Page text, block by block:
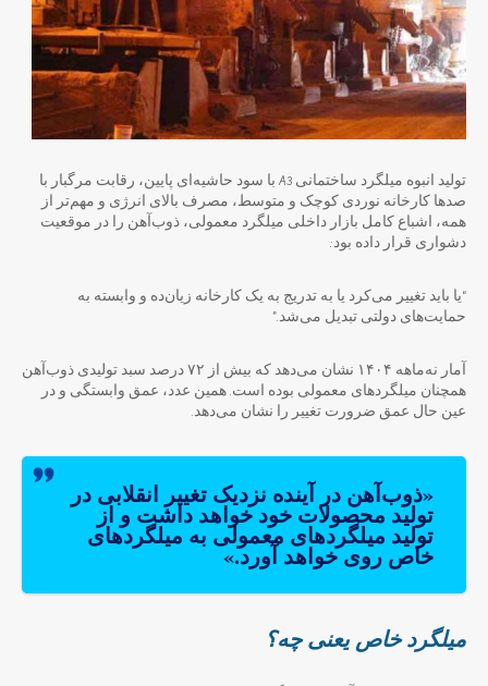
تولید انبوه میلگرد ساختمانی A3 با سود حاشیه‌ای پایین، رقابت مرگبار با
صدها کارخانه نوردی کوچک و متوسط، مصرف بالای انرژی و مهم‌تر از
همه، اشباع کامل بازار داخلی میلگرد معمولی، ذوب‌آهن را در موقعیت
دشواری قرار داده بود:
“یا باید تغییر می‌کرد یا به تدریج به یک کارخانه زیان‌ده و وابسته به
حمایت‌های دولتی تبدیل می‌شد.”
آمار نه‌ماهه ۱۴۰۴ نشان می‌دهد که بیش از ۷۲ درصد سبد تولیدی ذوب‌آهن
همچنان میلگردهای معمولی بوده است. همین عدد، عمق وابستگی و در
عین حال عمق ضرورت تغییر را نشان می‌دهد.
«ذوب‌آهن در آینده نزدیک تغییر انقلابی در
تولید محصولات خود خواهد داشت و از
تولید میلگردهای معمولی به میلگردهای
خاص روی خواهد آورد.»
میلگرد خاص یعنی چه؟